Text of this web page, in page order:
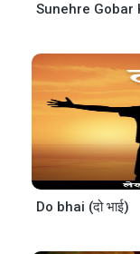
Sunehre Gobar
Do bhai (दो भाई)